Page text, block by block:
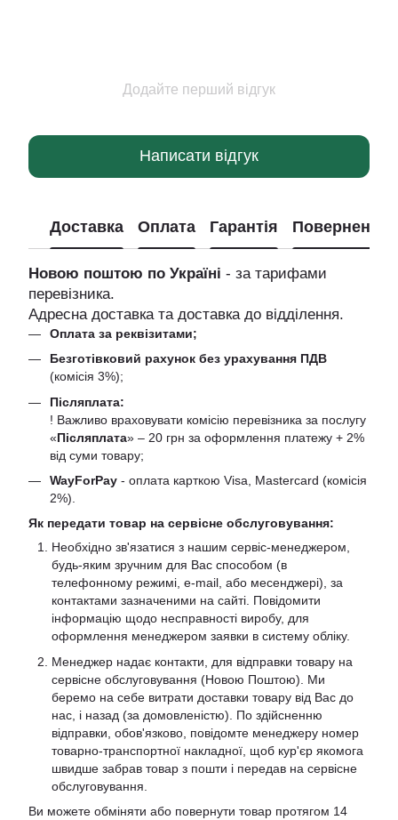
Додайте перший відгук
Написати відгук
Доставка Оплата Гарантія Повернення
Новою поштою по Україні - за тарифами
перевізника.
Адресна доставка та доставка до відділення.
Оплата за реквізитами;
Безготівковий рахунок без урахування ПДВ
(комісія 3%);
Післяплата:
! Важливо враховувати комісію перевізника за послугу
«Післяплата» – 20 грн за оформлення платежу + 2%
від суми товару;
WayForPay - оплата карткою Visa, Mastercard (комісія
2%).
Як передати товар на сервісне обслуговування:
Необхідно зв'язатися з нашим сервіс-менеджером,
будь-яким зручним для Вас способом (в
телефонному режимі, e-mail, або месенджері), за
контактами зазначеними на сайті. Повідомити
інформацію щодо несправності виробу, для
оформлення менеджером заявки в систему обліку.
Менеджер надає контакти, для відправки товару на
сервісне обслуговування (Новою Поштою). Ми
беремо на себе витрати доставки товару від Вас до
нас, і назад (за домовленістю). По здійсненню
відправки, обов'язково, повідомте менеджеру номер
товарно-транспортної накладної, щоб кур'єр якомога
швидше забрав товар з пошти і передав на сервісне
обслуговування.
Ви можете обміняти або повернути товар протягом 14